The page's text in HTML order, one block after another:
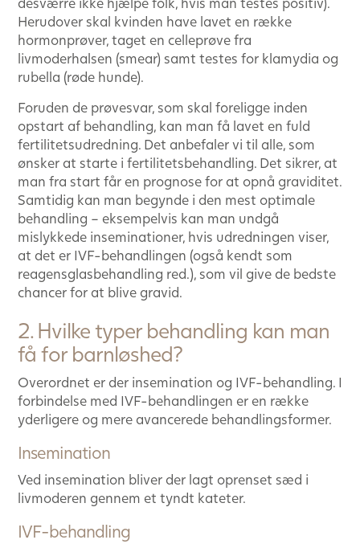
Herudover skal kvinden have lavet en række
hormonprøver, taget en celleprøve fra
livmoderhalsen (smear) samt testes for klamydia og
rubella (røde hunde).
Foruden de prøvesvar, som skal foreligge inden
opstart af behandling, kan man få lavet en fuld
fertilitetsudredning. Det anbefaler vi til alle, som
ønsker at starte i fertilitetsbehandling. Det sikrer, at
man fra start får en prognose for at opnå graviditet.
Samtidig kan man begynde i den mest optimale
behandling – eksempelvis kan man undgå
mislykkede inseminationer, hvis udredningen viser,
at det er IVF-behandlingen (også kendt som
reagensglasbehandling red.), som vil give de bedste
chancer for at blive gravid.
2. Hvilke typer behandling kan man
få for barnløshed?
Overordnet er der insemination og IVF-behandling. I
forbindelse med IVF-behandlingen er en række
yderligere og mere avancerede behandlingsformer.
Insemination
Ved insemination bliver der lagt oprenset sæd i
livmoderen gennem et tyndt kateter.
IVF-behandling